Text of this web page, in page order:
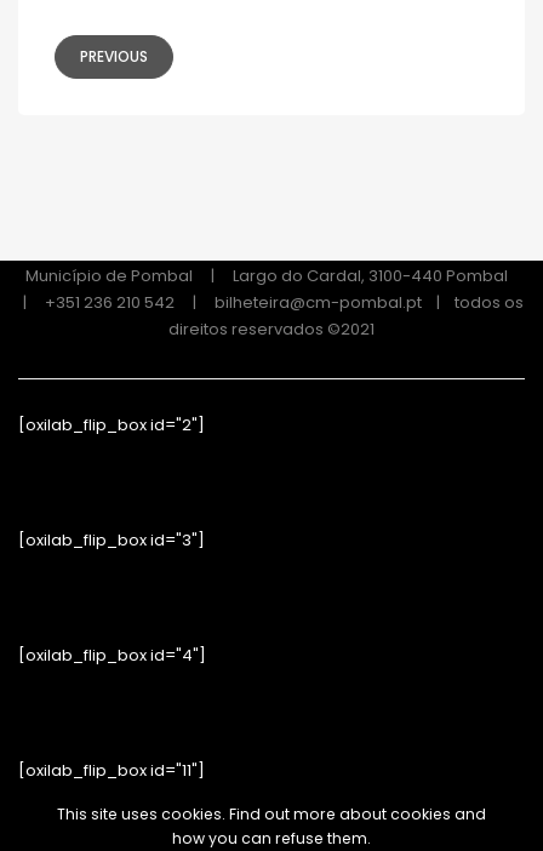
PREVIOUS
Município de Pombal | Largo do Cardal, 3100-440 Pombal
| +351 236 210 542 | bilheteira@cm-pombal.pt | todos os
direitos reservados ©2021
[oxilab_flip_box id="2"]
[oxilab_flip_box id="3"]
[oxilab_flip_box id="4"]
[oxilab_flip_box id="11"]
This site uses cookies. Find out more about cookies and
how you can refuse them.